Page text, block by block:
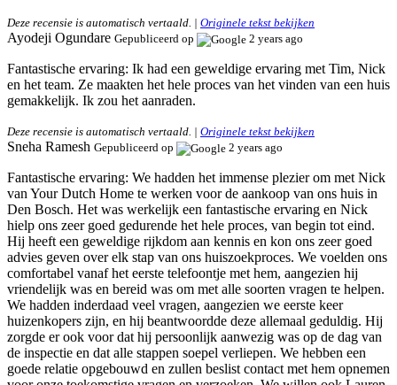
Deze recensie is automatisch vertaald. | Originele tekst bekijken
Ayodeji Ogundare Gepubliceerd op 2 years ago
Fantastische ervaring: Ik had een geweldige ervaring met Tim, Nick
en het team. Ze maakten het hele proces van het vinden van een huis
gemakkelijk. Ik zou het aanraden.
Deze recensie is automatisch vertaald. | Originele tekst bekijken
Sneha Ramesh Gepubliceerd op 2 years ago
Fantastische ervaring: We hadden het immense plezier om met Nick
van Your Dutch Home te werken voor de aankoop van ons huis in
Den Bosch. Het was werkelijk een fantastische ervaring en Nick
hielp ons zeer goed gedurende het hele proces, van begin tot eind.
Hij heeft een geweldige rijkdom aan kennis en kon ons zeer goed
advies geven over elk stap van ons huiszoekproces. We voelden ons
comfortabel vanaf het eerste telefoontje met hem, aangezien hij
vriendelijk was en bereid was om met alle soorten vragen te helpen.
We hadden inderdaad veel vragen, aangezien we eerste keer
huizenkopers zijn, en hij beantwoordde deze allemaal geduldig. Hij
zorgde er ook voor dat hij persoonlijk aanwezig was op de dag van
de inspectie en dat alle stappen soepel verliepen. We hebben een
goede relatie opgebouwd en zullen beslist contact met hem opnemen